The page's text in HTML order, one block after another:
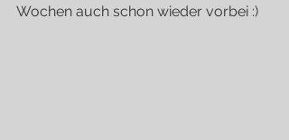
Wochen auch schon wieder vorbei :)